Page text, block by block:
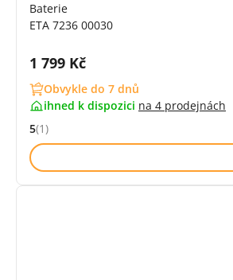
Baterie
ETA 7236 00030
Cena s DPH:
1 799 Kč
Obvykle do 7 dnů
ihned k dispozici na 4 prodejnách
Hodnocení: 5 z 5 (1 recenzí)
5(1)